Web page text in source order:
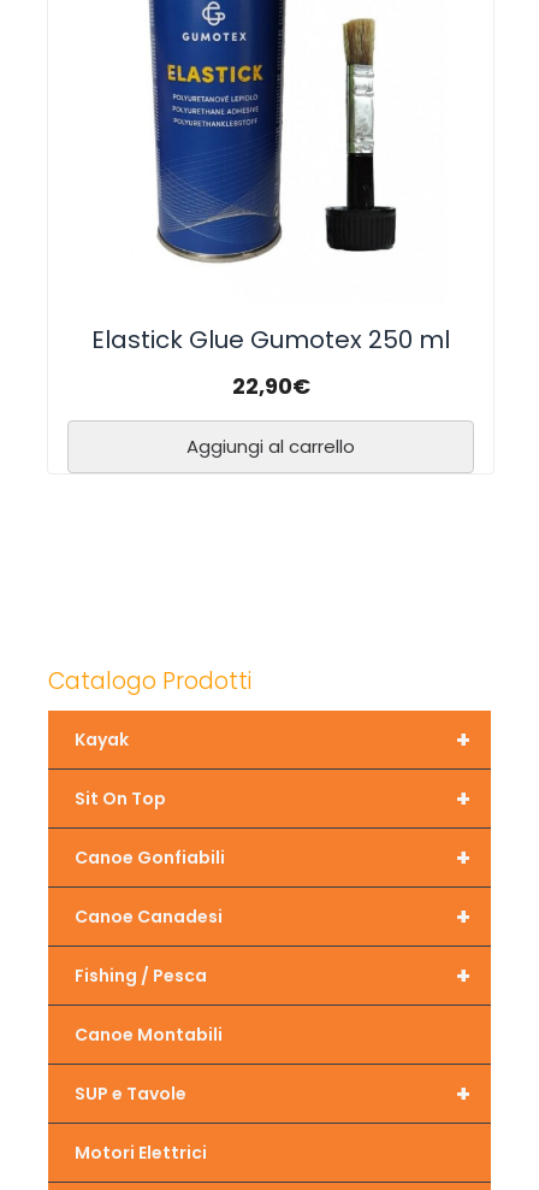
Elastick Glue Gumotex 250 ml
22,90€
Aggiungi al carrello
Catalogo Prodotti
+
Kayak
+
Sit On Top
+
Canoe Gonfiabili
+
Canoe Canadesi
+
Fishing / Pesca
Canoe Montabili
+
SUP e Tavole
Motori Elettrici